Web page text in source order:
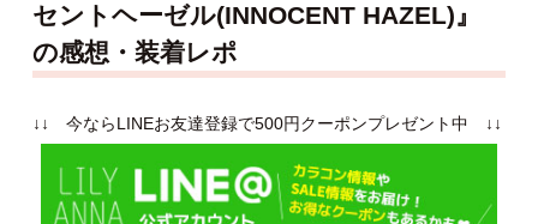
セントヘーゼル(INNOCENT HAZEL)』
の感想・装着レポ
↓↓ 今ならLINEお友達登録で500円クーポンプレゼント中 ↓↓